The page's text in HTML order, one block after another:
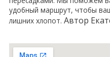
удобный маршрут, чтобы
лишних хлопот. Автор